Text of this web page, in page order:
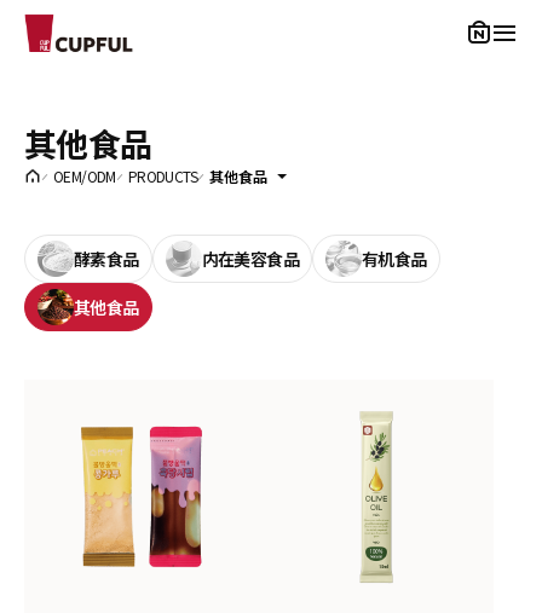
其他食品
OEM/ODM PRODUCTS 其他食品
酵素食品 内在美容食品
有机食品
其他食品